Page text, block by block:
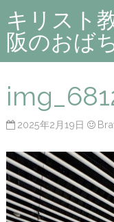
キリスト
阪のおば
2025年2月19日